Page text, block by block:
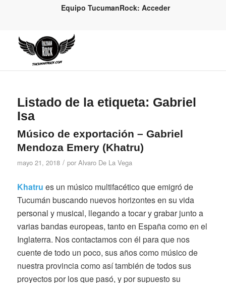
Equipo TucumanRock: Acceder
Listado de la etiqueta: Gabriel
Isa
Músico de exportación – Gabriel
Mendoza Emery (Khatru)
mayo 21, 2018 / por Alvaro De La Vega
Khatru es un músico multifacético que emigró de
Tucumán buscando nuevos horizontes en su vida
personal y musical, llegando a tocar y grabar junto a
varias bandas europeas, tanto en España como en el
Inglaterra. Nos contactamos con él para que nos
cuente de todo un poco, sus años como músico de
nuestra provincia como así también de todos sus
proyectos por los que pasó, y por supuesto su